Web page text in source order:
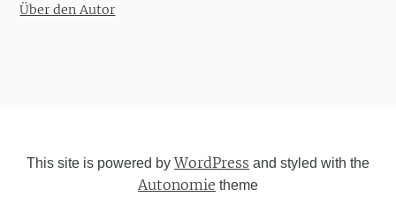
Über den Autor
This site is powered byWordPress and styled with the
Autonomie theme